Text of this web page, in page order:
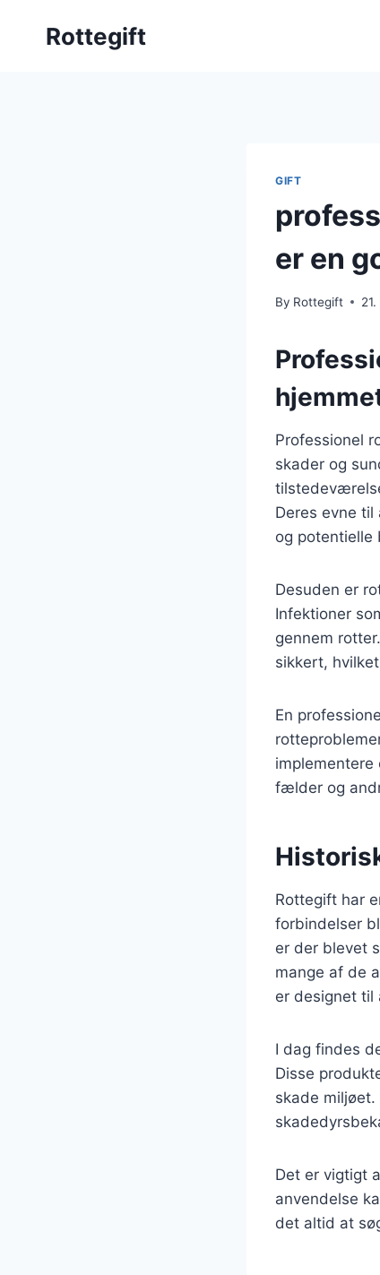
Rottegift
GIFT
er en
By Rottegift
Professionel
skader og
Deres evne
og potentielle
Desuden er
Infektioner
gennem
sikkert,
En
fælder og
Rottegift har
forbindelser
er der blevet
mange af de
er designet til
I dag findes
Disse
skade
Det er vigtigt
anvendelse
det altid at